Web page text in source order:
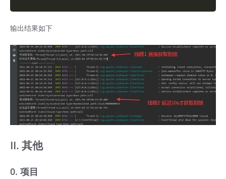
输出结果如下
II. 其他
0. 项目